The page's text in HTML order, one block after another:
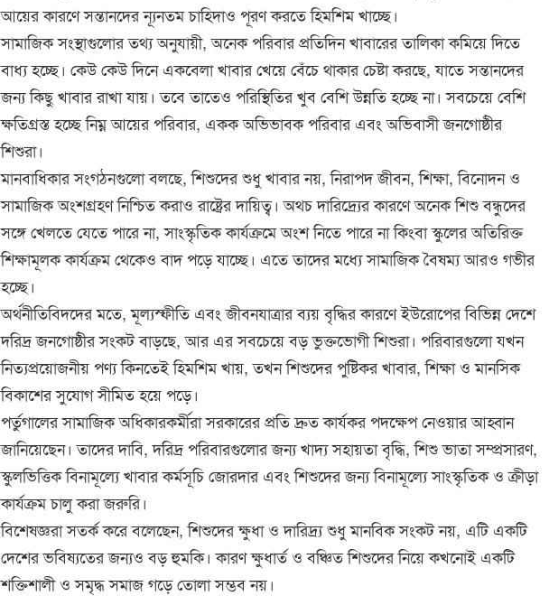
আয়ের কারণে সন্তানদের ন্যূনতম চাহিদাও পূরণ করতে হিমশিম খাচ্ছে।
সামাজিক সংস্থাগুলোর তথ্য অনুযায়ী, অনেক পরিবার প্রতিদিন খাবারের তালিকা কমিয়ে দিতে
বাধ্য হচ্ছে। কেউ কেউ দিনে একবেলা খাবার খেয়ে বেঁচে থাকার চেষ্টা করছে, যাতে সন্তানদের
জন্য কিছু খাবার রাখা যায়। তবে তাতেও পরিস্থিতির খুব বেশি উন্নতি হচ্ছে না। সবচেয়ে বেশি
ক্ষতিগ্রস্ত হচ্ছে নিম্ন আয়ের পরিবার, একক অভিভাবক পরিবার এবং অভিবাসী জনগোষ্ঠীর
শিশুরা।
মানবাধিকার সংগঠনগুলো বলছে, শিশুদের শুধু খাবার নয়, নিরাপদ জীবন, শিক্ষা, বিনোদন ও
সামাজিক অংশগ্রহণ নিশ্চিত করাও রাষ্ট্রের দায়িত্ব। অথচ দারিদ্র্যের কারণে অনেক শিশু বন্ধুদের
সঙ্গে খেলতে যেতে পারে না, সাংস্কৃতিক কার্যক্রমে অংশ নিতে পারে না কিংবা স্কুলের অতিরিক্ত
শিক্ষামূলক কার্যক্রম থেকেও বাদ পড়ে যাচ্ছে। এতে তাদের মধ্যে সামাজিক বৈষম্য আরও গভীর
হচ্ছে।
অর্থনীতিবিদদের মতে, মূল্যস্ফীতি এবং জীবনযাত্রার ব্যয় বৃদ্ধির কারণে ইউরোপের বিভিন্ন দেশে
দরিদ্র জনগোষ্ঠীর সংকট বাড়ছে, আর এর সবচেয়ে বড় ভুক্তভোগী শিশুরা। পরিবারগুলো যখন
নিত্যপ্রয়োজনীয় পণ্য কিনতেই হিমশিম খায়, তখন শিশুদের পুষ্টিকর খাবার, শিক্ষা ও মানসিক
বিকাশের সুযোগ সীমিত হয়ে পড়ে।
পর্তুগালের সামাজিক অধিকারকর্মীরা সরকারের প্রতি দ্রুত কার্যকর পদক্ষেপ নেওয়ার আহ্বান
জানিয়েছেন। তাদের দাবি, দরিদ্র পরিবারগুলোর জন্য খাদ্য সহায়তা বৃদ্ধি, শিশু ভাতা সম্প্রসারণ,
স্কুলভিত্তিক বিনামূল্যে খাবার কর্মসূচি জোরদার এবং শিশুদের জন্য বিনামূল্যে সাংস্কৃতিক ও ক্রীড়া
কার্যক্রম চালু করা জরুরি।
বিশেষজ্ঞরা সতর্ক করে বলেছেন, শিশুদের ক্ষুধা ও দারিদ্র্য শুধু মানবিক সংকট নয়, এটি একটি
দেশের ভবিষ্যতের জন্যও বড় হুমকি। কারণ ক্ষুধার্ত ও বঞ্চিত শিশুদের নিয়ে কখনোই একটি
শক্তিশালী ও সমৃদ্ধ সমাজ গড়ে তোলা সম্ভব নয়।